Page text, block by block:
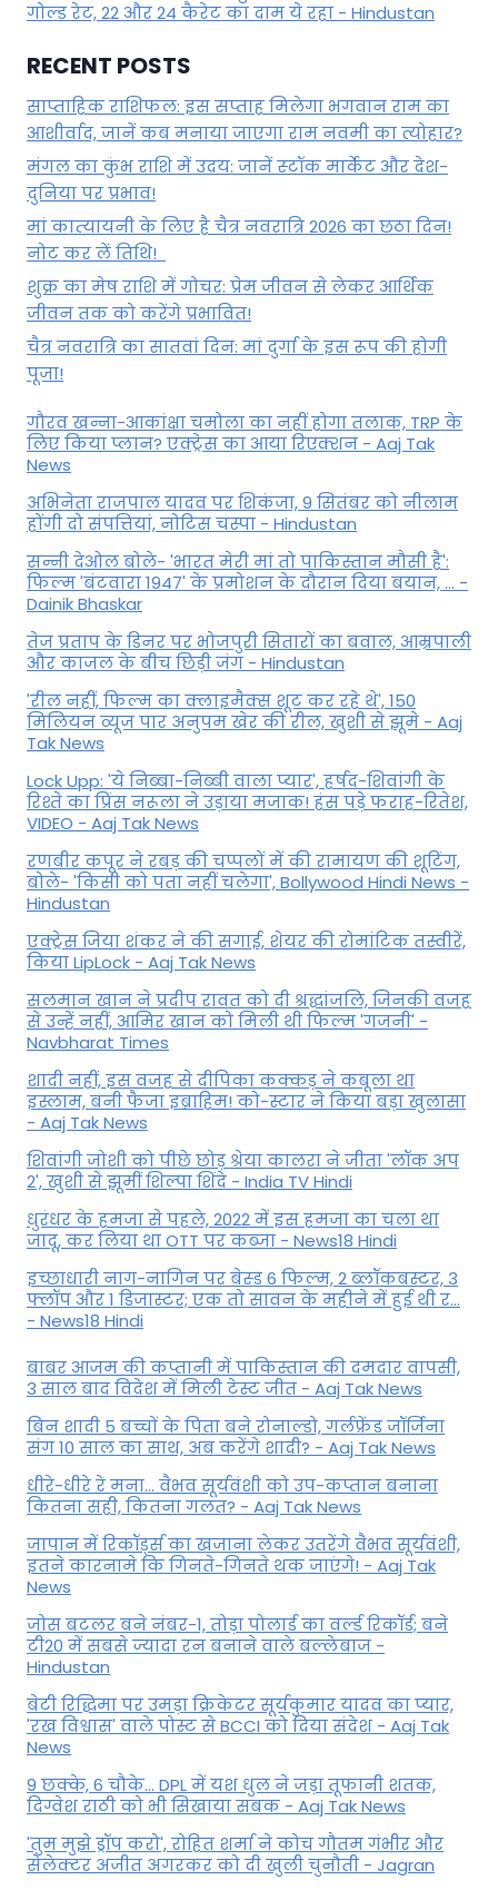
गोल्ड रेट, 22 और 24 कैरेट का दाम ये रहा - Hindustan
RECENT POSTS
साप्ताहिक राशिफल: इस सप्ताह मिलेगा भगवान राम का
आशीर्वाद, जानें कब मनाया जाएगा राम नवमी का त्योहार?
मंगल का कुंभ राशि में उदय: जानें स्‍टॉक मार्केट और देश-
दुनिया पर प्रभाव!
मां कात्‍यायनी के लिए है चैत्र नवरात्रि 2026 का छठा दिन!
नोट कर लें तिथि!
शुक्र का मेष राशि में गोचर: प्रेम जीवन से लेकर आर्थिक
जीवन तक को करेंगे प्रभावित!
चैत्र नवरात्रि का सातवां दिन: मां दुर्गा के इस रूप की होगी
पूजा!
गौरव खन्ना-आकांक्षा चमोला का नहीं होगा तलाक, TRP के
लिए किया प्लान? एक्ट्रेस का आया रिएक्शन - Aaj Tak
News
अभिनेता राजपाल यादव पर शिकंजा, 9 सितंबर को नीलाम
होंगी दो संपत्तियां, नोटिस चस्पा - Hindustan
सन्नी देओल बोले- 'भारत मेरी मां तो पाकिस्तान मौसी है':
फिल्म 'बंटवारा 1947' के प्रमोशन के दौरान दिया बयान, ... -
Dainik Bhaskar
तेज प्रताप के डिनर पर भोजपुरी सितारों का बवाल, आम्रपाली
और काजल के बीच छिड़ी जंग - Hindustan
'रील नहीं, फिल्म का क्लाइमैक्स शूट कर रहे थे', 150
मिलियन व्यूज पार अनुपम खेर की रील, खुशी से झूमे - Aaj
Tak News
Lock Upp: 'ये निब्बा-निब्बी वाला प्यार', हर्षद-शिवांगी के
रिश्ते का प्रिंस नरूला ने उड़ाया मजाक! हंस पड़े फराह-रितेश,
VIDEO - Aaj Tak News
रणबीर कपूर ने रबड़ की चप्पलों में की रामायण की शूटिंग,
बोले- 'किसी को पता नहीं चलेगा', Bollywood Hindi News -
Hindustan
एक्ट्रेस जिया शंकर ने की सगाई, शेयर की रोमांटिक तस्वीरें,
किया LipLock - Aaj Tak News
सलमान खान ने प्रदीप रावत को दी श्रद्धांजलि, जिनकी वजह
से उन्हें नहीं, आमिर खान को मिली थी फिल्म 'गजनी' -
Navbharat Times
शादी नहीं, इस वजह से दीपिका कक्कड़ ने कबूला था
इस्लाम, बनी फैजा इब्राहिम! को-स्टार ने किया बड़ा खुलासा
- Aaj Tak News
शिवांगी जोशी को पीछे छोड़ श्रेया कालरा ने जीता 'लॉक अप
2', खुशी से झूमीं शिल्पा शिंदे - India TV Hindi
धुरंधर के हमजा से पहले, 2022 में इस हमजा का चला था
जादू, कर लिया था OTT पर कब्जा - News18 Hindi
इच्छाधारी नाग-नागिन पर बेस्ड 6 फिल्म, 2 ब्लॉकबस्टर, 3
फ्लॉप और 1 डिजास्टर; एक तो सावन के महीने में हुई थी र...
- News18 Hindi
बाबर आजम की कप्तानी में पाकिस्तान की दमदार वापसी,
3 साल बाद विदेश में मिली टेस्ट जीत - Aaj Tak News
बिन शादी 5 बच्चों के पिता बने रोनाल्डो, गर्लफ्रेंड जॉर्जिना
संग 10 साल का साथ, अब करेंगे शादी? - Aaj Tak News
धीरे-धीरे रे मना… वैभव सूर्यवंशी को उप-कप्तान बनाना
कितना सही, कितना गलत? - Aaj Tak News
जापान में रिकॉर्ड्स का खजाना लेकर उतरेंगे वैभव सूर्यवंशी,
इतने कारनामे कि गिनते-गिनते थक जाएंगे! - Aaj Tak
News
जोस बटलर बने नंबर-1, तोड़ा पोलार्ड का वर्ल्ड रिकॉर्ड; बने
टी20 में सबसे ज्यादा रन बनाने वाले बल्लेबाज -
Hindustan
बेटी र‍िद्ध‍िमा पर उमड़ा क्रिकेटर सूर्यकुमार यादव का प्यार,
'रख विश्वास' वाले पोस्ट से BCCI को दिया संदेश - Aaj Tak
News
9 छक्के, 6 चौके... DPL में यश धुल ने जड़ा तूफानी शतक,
द‍िग्वेश राठी को भी स‍िखाया सबक - Aaj Tak News
'तुम मुझे ड्रॉप करो', रोहित शर्मा ने कोच गौतम गंभीर और
सेलेक्टर अजीत अगरकर को दी खुली चुनौती - Jagran